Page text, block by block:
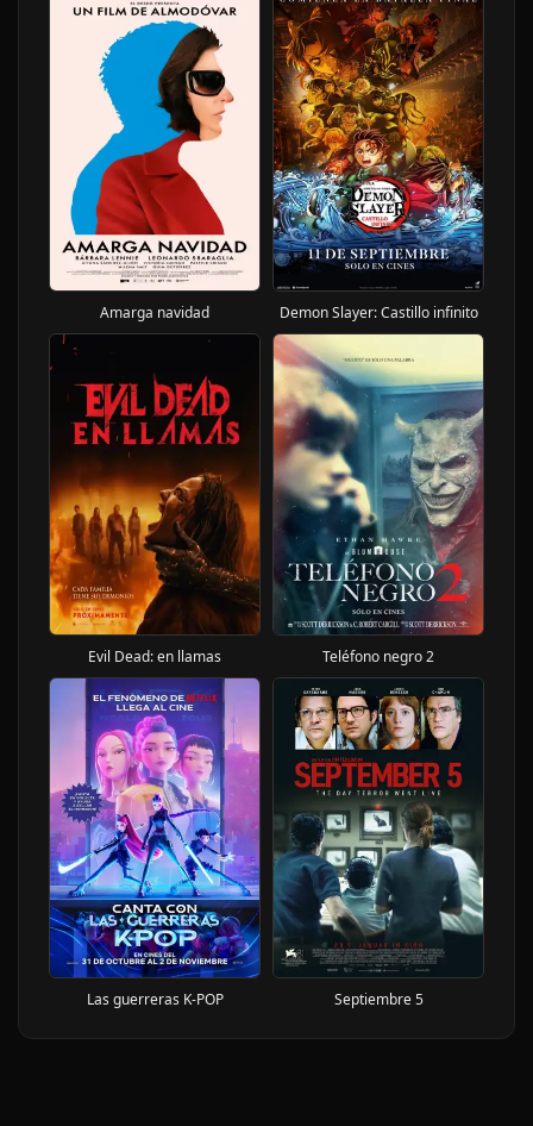
Amarga navidad Demon Slayer: Castillo infinito
Evil Dead: en llamas Teléfono negro 2
Las guerreras K-POP Septiembre 5